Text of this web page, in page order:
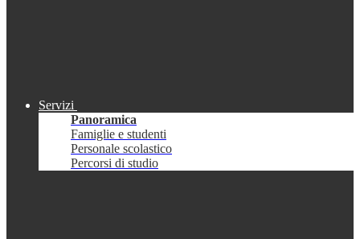
Servizi
Panoramica
Famiglie e studenti
Personale scolastico
Percorsi di studio